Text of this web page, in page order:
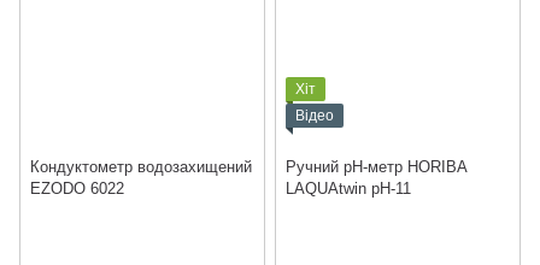
Кондуктометр водозахищений
EZODO 6022
Хіт
Відео
Ручний рН-метр HORIBA
LAQUAtwin pH-11